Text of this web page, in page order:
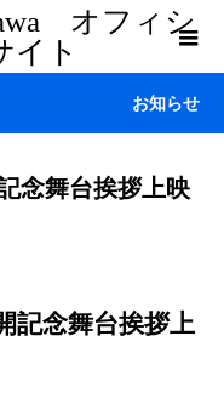
オフィシ
イト
お知らせ
念舞台挨拶上映
記念舞台挨拶上